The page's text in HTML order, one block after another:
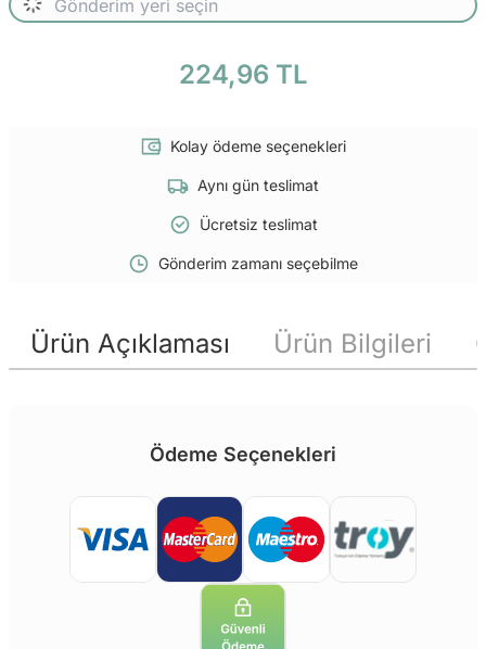
224,96 TL
Kolay ödeme seçenekleri
Aynı gün teslimat
Ücretsiz teslimat
Gönderim zamanı seçebilme
Ürün Açıklaması Ürün Bilgileri
Ödeme Seçenekleri